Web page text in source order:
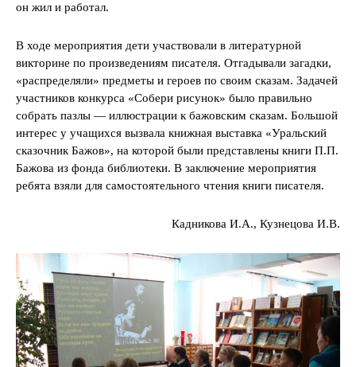
он жил и работал.
В ходе мероприятия дети участвовали в литературной
викторине по произведениям писателя. Отгадывали загадки,
«распределяли» предметы и героев по своим сказам. Задачей
участников конкурса «Собери рисунок» было правильно
собрать пазлы — иллюстрации к бажовским сказам. Большой
интерес у учащихся вызвала книжная выставка «Уральский
сказочник Бажов», на которой были представлены книги П.П.
Бажова из фонда библиотеки. В заключение мероприятия
ребята взяли для самостоятельного чтения книги писателя.
Кадникова И.А., Кузнецова И.В.